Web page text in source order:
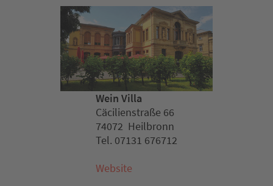
Wein Villa
Cäcilienstraße 66
74072 Heilbronn
Tel. 07131 676712
Website